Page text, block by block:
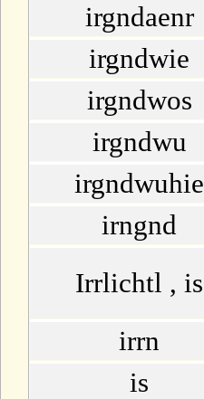
irgndaenr
irgndwie
irgndwos
irgndwu
irgndwuhie
irngnd
Irrlichtl , is
irrn
is